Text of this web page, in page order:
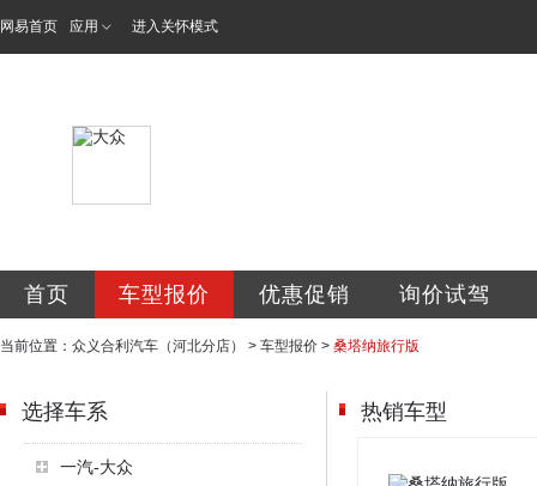
网易首页 应用 进入关怀模式
首页 车型报价 优惠促销 询价试驾
当前位置： 众义合利汽车（河北分店） > 车型报价 > 桑塔纳旅行版
选择车系
一汽-大众
热销车型